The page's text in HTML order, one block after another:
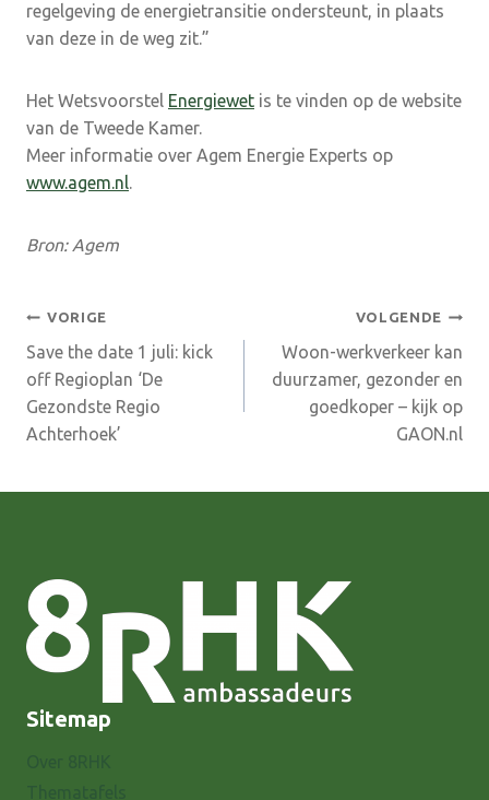
regelgeving de energietransitie ondersteunt, in plaats
van deze in de weg zit.”
Het Wetsvoorstel Energiewet is te vinden op de website
van de Tweede Kamer.
Meer informatie over Agem Energie Experts op
www.agem.nl.
Bron: Agem
Bericht
navigatie
VORIGE
Save the date 1 juli: kick
off Regioplan ‘De
Gezondste Regio
Achterhoek’
VOLGENDE
Woon-werkverkeer kan
duurzamer, gezonder en
goedkoper – kijk op
GAON.nl
Sitemap